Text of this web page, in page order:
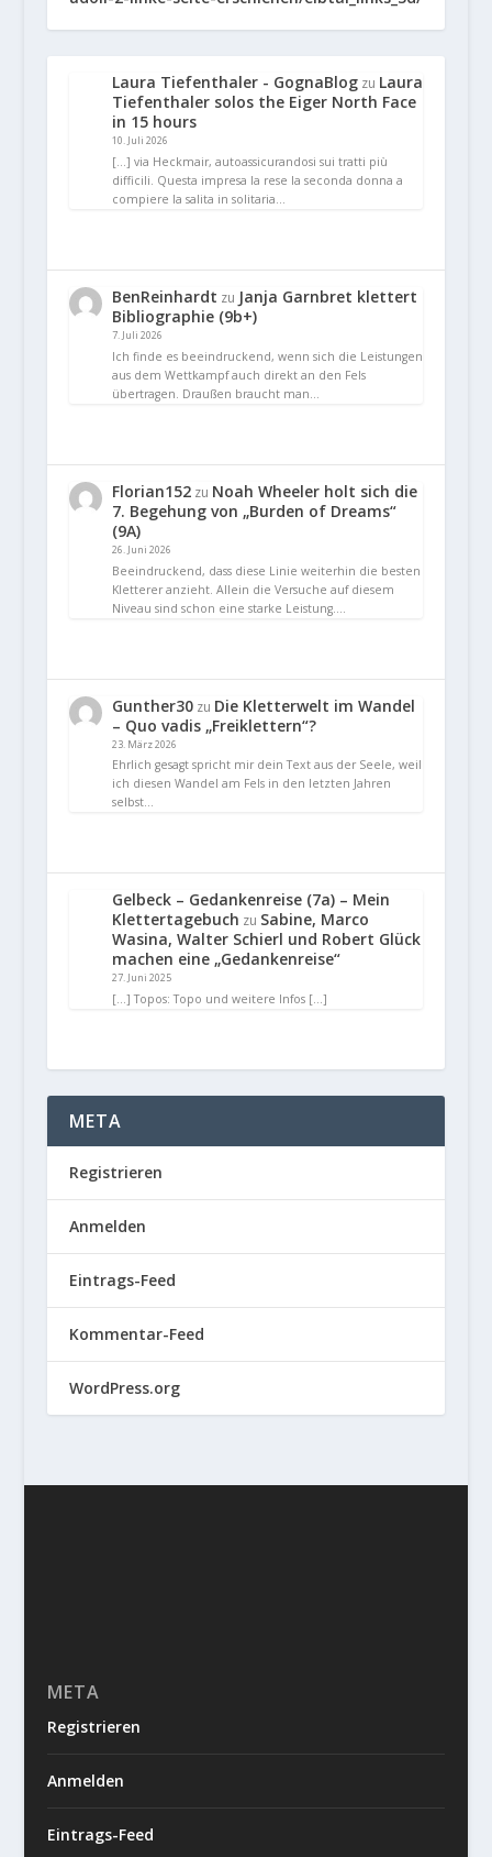
Laura Tiefenthaler - GognaBlogzu Laura
Tiefenthaler solos the Eiger North Face
in 15 hours
10. Juli 2026
[…] via Heckmair, autoassicurandosi sui tratti più
difficili. Questa impresa la rese la seconda donna a
compiere la salita in solitaria…
BenReinhardt zu Janja Garnbret klettert
Bibliographie (9b+)
7. Juli 2026
Ich finde es beeindruckend, wenn sich die Leistungen
aus dem Wettkampf auch direkt an den Fels
übertragen. Draußen braucht man…
Florian152zu Noah Wheeler holt sich die
7. Begehung von „Burden of Dreams“
(9A)
26. Juni 2026
Beeindruckend, dass diese Linie weiterhin die besten
Kletterer anzieht. Allein die Versuche auf diesem
Niveau sind schon eine starke Leistung.…
Gunther30zu Die Kletterwelt im Wandel
– Quo vadis „Freiklettern“?
23. März 2026
Ehrlich gesagt spricht mir dein Text aus der Seele, weil
ich diesen Wandel am Fels in den letzten Jahren
selbst…
Gelbeck – Gedankenreise (7a) – Mein
Klettertagebuch zu Sabine, Marco
Wasina, Walter Schierl und Robert Glück
machen eine „Gedankenreise“
27. Juni 2025
[…] Topos: Topo und weitere Infos […]
META
Registrieren
Anmelden
Eintrags-Feed
Kommentar-Feed
WordPress.org
META
Registrieren
Anmelden
Eintrags-Feed